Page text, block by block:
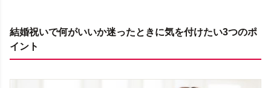
結婚祝いで何がいいか迷ったときに気を付けたい3つのポ
イント